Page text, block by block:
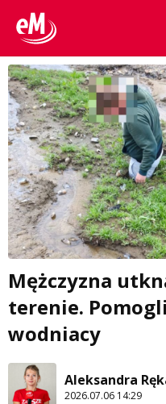
Mężczyzna
terenie.
wodniacy
Aleksandra
2026.07.06 14:29